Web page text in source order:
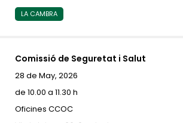
LA CAMBRA
Comissió de Seguretat i Salut
28 de May, 2026
de 10.00 a 11.30 h
Oficines CCOC